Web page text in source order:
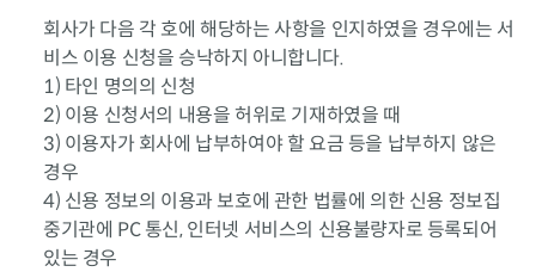
회사가 다음 각 호에 해당하는 사항을 인지하였을 경우에는 서
비스 이용 신청을 승낙하지 아니합니다.
1) 타인 명의의 신청
2) 이용 신청서의 내용을 허위로 기재하였을 때
3) 이용자가 회사에 납부하여야 할 요금 등을 납부하지 않은
경우
4) 신용 정보의 이용과 보호에 관한 법률에 의한 신용 정보집
중기관에 PC 통신, 인터넷 서비스의 신용불량자로 등록되어
있는 경우